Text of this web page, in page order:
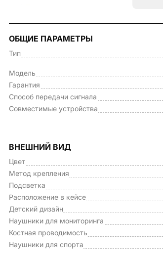
ОБЩИЕ ПАРАМЕТРЫ
Тип
Модель
Гарантия
Способ передачи сигнала
Совместимые устройства
ВНЕШНИЙ ВИД
Цвет
Метод крепления
Подсветка
Расположение в кейсе
Детский дизайн
Наушники для мониторинга
Костная проводимость
Наушники для спорта